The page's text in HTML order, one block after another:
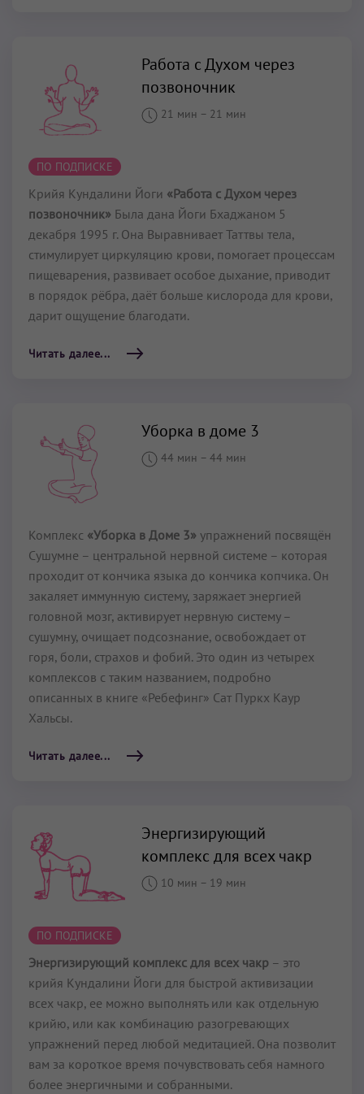
Работа с Духом через
позвоночник
21 мин – 21 мин
ПО ПОДПИСКЕ
Крийя Кундалини Йоги «Работа с Духом через
позвоночник» Была дана Йоги Бхаджаном 5
декабря 1995 г. Она Выравнивает Таттвы тела,
стимулирует циркуляцию крови, помогает процессам
пищеварения, развивает особое дыхание, приводит
в порядок рёбра, даёт больше кислорода для крови,
дарит ощущение благодати.
Читать далее...
Уборка в доме 3
44 мин –44 мин
Комплекс «Уборка в Доме 3» упражнений посвящён
Сушумне – центральной нервной системе – которая
проходит от кончика языка до кончика копчика. Он
закаляет иммунную систему, заряжает энергией
головной мозг, активирует нервную систему –
сушумну, очищает подсознание, освобождает от
горя, боли, страхов и фобий. Это один из четырех
комплексов с таким названием, подробно
описанных в книге «Ребефинг» Сат Пуркх Каур
Хальсы.
Читать далее...
Энергизирующий
комплекс для всех чакр
10 мин – 19 мин
ПО ПОДПИСКЕ
Энергизирующий комплекс для всех чакр – это
крийя Кундалини Йоги для быстрой активизации
всех чакр, ее можно выполнять или как отдельную
крийю, или как комбинацию разогревающих
упражнений перед любой медитацией. Она позволит
вам за короткое время почувствовать себя намного
более энергичными и собранными.